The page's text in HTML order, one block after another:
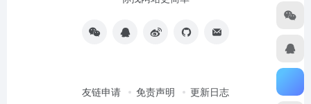
友链申请 免责声明 更新日志